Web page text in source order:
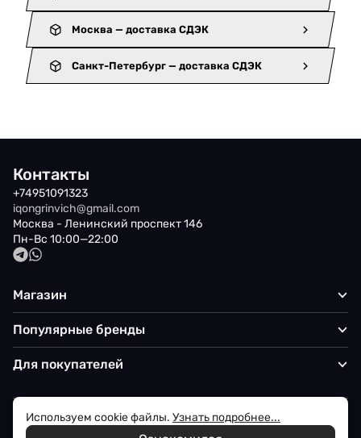
Москва — доставка СДЭК
Санкт-Петербург — доставка СДЭК
Контакты
+74951091323
iqongrinvich@gmail.com
Москва - Ленинский проспект 146
Пн-Вс 10:00—22:00
Магазин
Популярные бренды
Для покупателей
Политика обработки персональных данных
Используем cookie файлы. Узнать подробнее...